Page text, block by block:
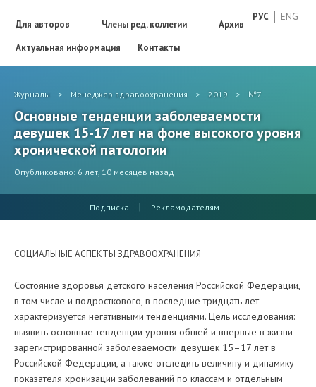
РУС ENG
Для авторов Члены ред. коллегии
Архив
Актуальная информация
Контакты
Журналы > Менеджер здравоохранения > 2019 > №7
Основные тенденции заболеваемости
девушек 15-17 лет на фоне высокого уровня
хронической патологии
Опубликовано: 6 лет, 10 месяцев назад
Подписка | Рекламодателям
СОЦИАЛЬНЫЕ АСПЕКТЫ ЗДРАВООХРАНЕНИЯ
Состояние здоровья детского населения Российской Федерации,
в том числе и подросткового, в последние тридцать лет
характеризуется негативными тенденциями. Цель исследования:
выявить основные тенденции уровня общей и впервые в жизни
зарегистрированной заболеваемости девушек 15–17 лет в
Российской Федерации, а также отследить величину и динамику
показателя хронизации заболеваний по классам и отдельным